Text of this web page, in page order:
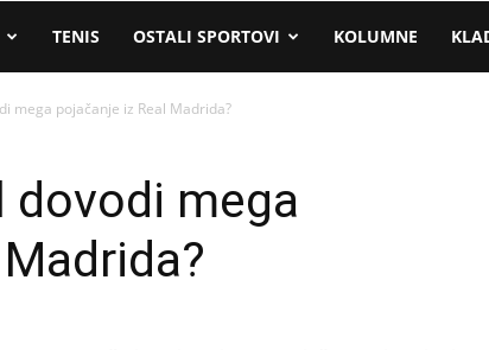
TENIS OSTALI SPORTOVI KOLUMNE
mega pojačanje iz Real Madrida?
dovodi mega